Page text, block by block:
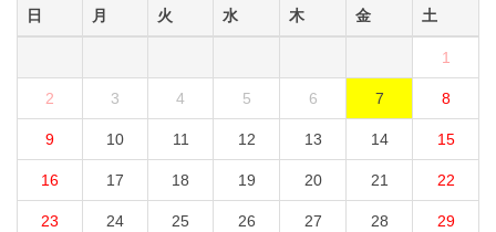
日 月 火 水 木 金 土
1
2 3 4 5 6 7 8
9 10 11 12 13 14 15
16 17 18 19 20 21 22
23 24 25 26 27 28 29